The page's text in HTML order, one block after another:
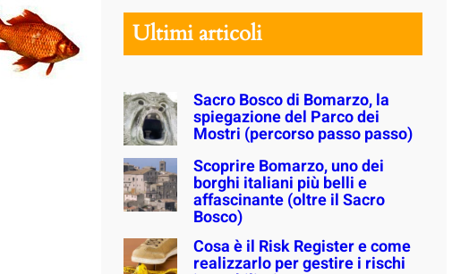
Ultimi articoli
Sacro Bosco di Bomarzo, la
spiegazione del Parco dei
Mostri (percorso passo passo)
Scoprire Bomarzo, uno dei
borghi italiani più belli e
affascinante (oltre il Sacro
Bosco)
Cosa è il Risk Register e come
realizzarlo per gestire i rischi